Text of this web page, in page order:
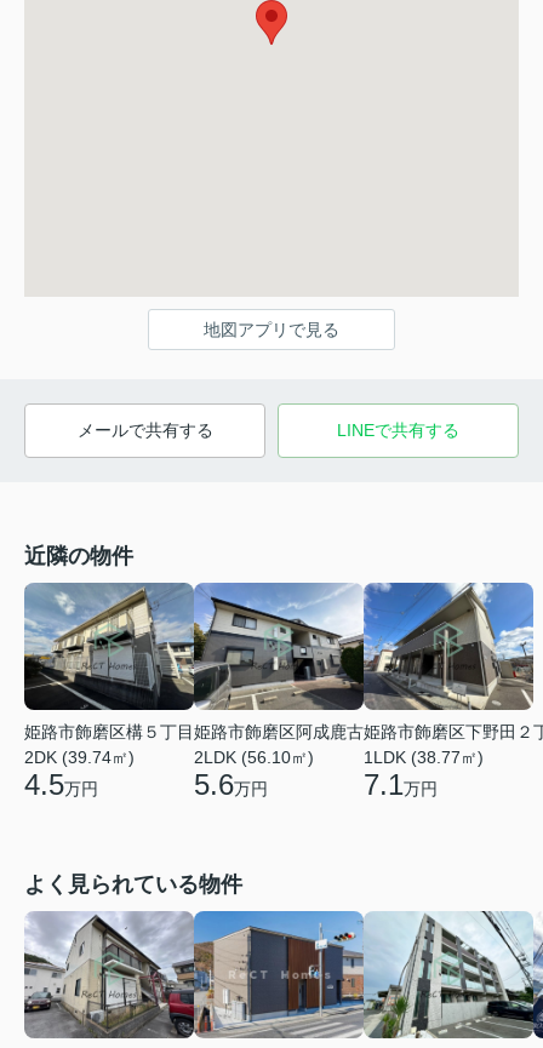
地図アプリで見る
メールで共有する LINEで共有する
近隣の物件
姫路市飾磨区構５丁目
2DK (39.74㎡)
4.5万円
姫路市飾磨区阿成鹿古
2LDK (56.10㎡)
5.6万円
姫路市飾磨区下野田２
1LDK (38.77㎡)
7.1万円
よく見られている物件